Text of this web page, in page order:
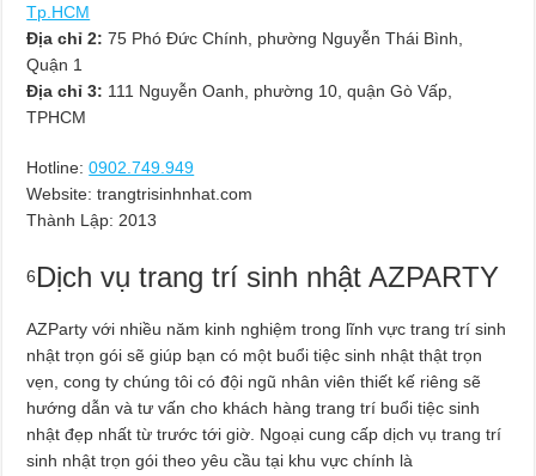
Tp.HCM
Địa chỉ 2: 75 Phó Đức Chính, phường Nguyễn Thái Bình,
Quận 1
Địa chỉ 3: 111 Nguyễn Oanh, phường 10, quận Gò Vấp,
TPHCM
Hotline: 0902.749.949
Website: trangtrisinhnhat.com
Thành Lập: 2013
6Dịch vụ trang trí sinh nhật AZPARTY
AZParty với nhiều năm kinh nghiệm trong lĩnh vực trang trí sinh
nhật trọn gói sẽ giúp bạn có một buổi tiệc sinh nhật thật trọn
vẹn, cong ty chúng tôi có đội ngũ nhân viên thiết kế riêng sẽ
hướng dẫn và tư vấn cho khách hàng trang trí buổi tiệc sinh
nhật đẹp nhất từ trước tới giờ. Ngoại cung cấp dịch vụ trang trí
sinh nhật trọn gói theo yêu cầu tại khu vực chính là